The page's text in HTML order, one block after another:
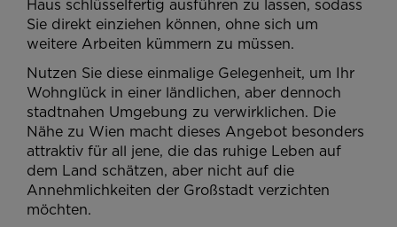
Haus schlüsselfertig ausführen zu lassen, sodass
Sie direkt einziehen können, ohne sich um
weitere Arbeiten kümmern zu müssen.
Nutzen Sie diese einmalige Gelegenheit, um Ihr
Wohnglück in einer ländlichen, aber dennoch
stadtnahen Umgebung zu verwirklichen. Die
Nähe zu Wien macht dieses Angebot besonders
attraktiv für all jene, die das ruhige Leben auf
dem Land schätzen, aber nicht auf die
Annehmlichkeiten der Großstadt verzichten
möchten.